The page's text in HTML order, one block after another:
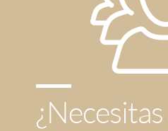
¿Necesitas